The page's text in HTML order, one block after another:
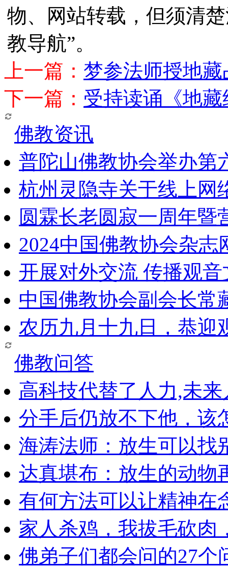
物、网站转载，但须清
教导航”。
上一篇： 梦参法师授地
下一篇： 受持读诵《地
佛教资讯
普陀山佛教协会举办第
杭州灵隐寺关于线上网
圆霖长老圆寂一周年暨
2024中国佛教协会杂志
开展对外交流 传播观
中国佛教协会副会长常
农历九月十九日，恭迎
佛教问答
高科技代替了人力,未
分手后仍放不下他，该
海涛法师：放生可以找
达真堪布：放生的动物
有何方法可以让精神在
家人杀鸡，我拔毛砍肉
佛弟子们都会问的27个